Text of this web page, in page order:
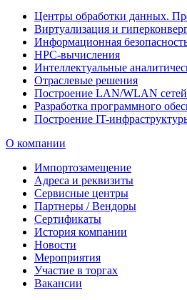
Центры обработки данных.
Виртуализация и
Информационная
HPC-вычисления
Интеллектуальные
Отраслевые решения
Построение LAN/WLAN
Разработка программного
Построение IT-
О компании
Импортозамещение
Адреса и реквизиты
Сервисные центры
Партнеры / Вендоры
Сертификаты
История компании
Новости
Мероприятия
Участие в торгах
Вакансии